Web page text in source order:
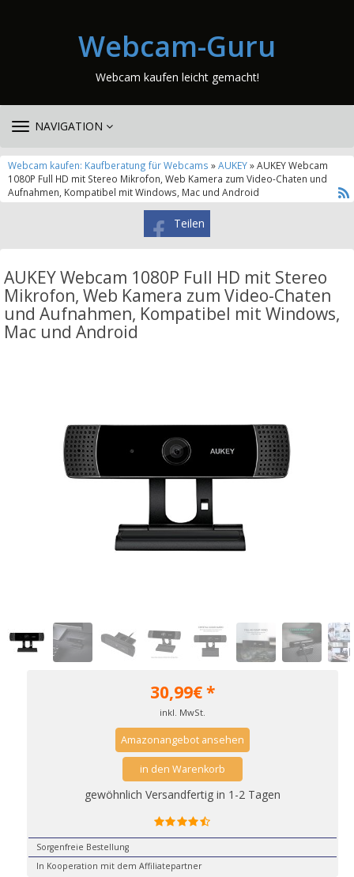
Webcam-Guru
Webcam kaufen leicht gemacht!
TOGGLE
NAVIGATION
Webcam kaufen: Kaufberatung für Webcams »AUKEY» AUKEY Webcam
1080P Full HD mit Stereo Mikrofon, Web Kamera zum Video-Chaten und
Aufnahmen, Kompatibel mit Windows, Mac und Android
Teilen
AUKEY Webcam 1080P Full HD mit Stereo
Mikrofon, Web Kamera zum Video-Chaten
und Aufnahmen, Kompatibel mit Windows,
Mac und Android
30,99€ *
inkl. MwSt.
Amazonangebot ansehen
in den Warenkorb
gewöhnlich Versandfertig in 1-2 Tagen
Sorgenfreie Bestellung
In Kooperation mit dem Affiliatepartner